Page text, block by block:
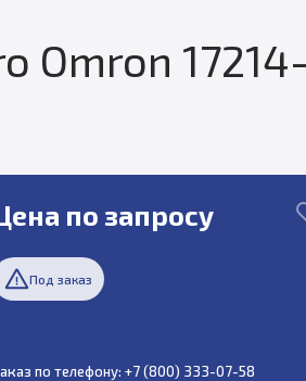
Omron
по запросу
Под заказ
по телефону: +7 (800) 333-07-58